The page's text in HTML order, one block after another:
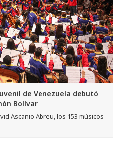
de Venezuela debutó
Bolívar
Ascanio Abreu, los 153 músicos